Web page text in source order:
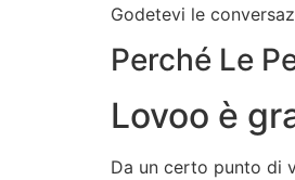
Godetevi le
Perché Le
Lovoo è
Da un certo punto di